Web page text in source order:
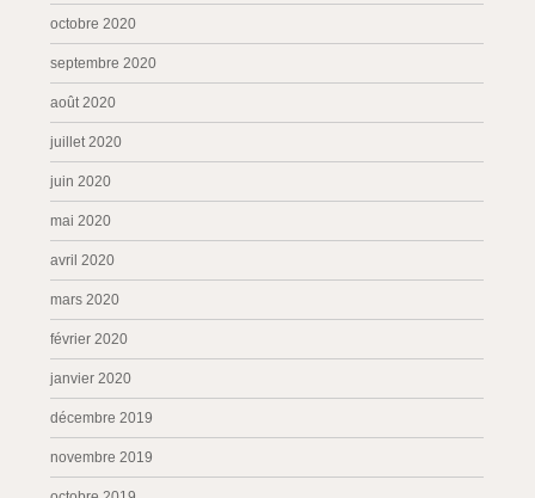
octobre 2020
septembre 2020
août 2020
juillet 2020
juin 2020
mai 2020
avril 2020
mars 2020
février 2020
janvier 2020
décembre 2019
novembre 2019